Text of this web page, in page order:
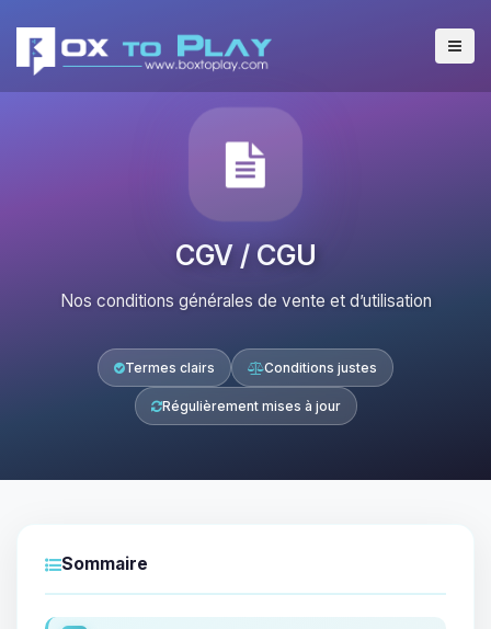
CGV / CGU
Nos conditions générales de vente et d’utilisation
Termes clairs Conditions justes
Régulièrement mises à jour
Sommaire